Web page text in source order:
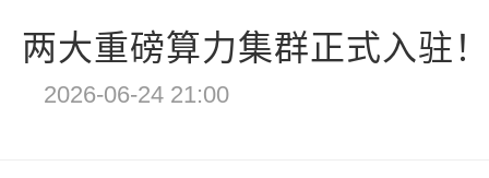
两大重磅算力集群正式入驻
2026-06-24 21:00